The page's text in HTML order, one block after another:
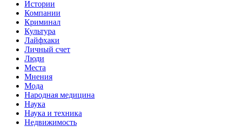
Истории
Компании
Криминал
Культура
Лайфхаки
Личный счет
Люди
Места
Мнения
Мода
Народная медицина
Наука
Наука и техника
Недвижимость